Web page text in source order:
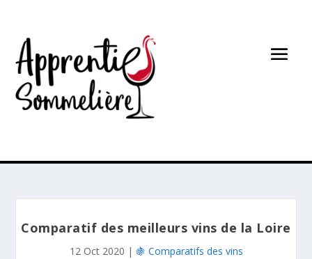
Comparatif des meilleurs vins de la Loire
12 Oct 2020 | 🍇 Comparatifs des vins